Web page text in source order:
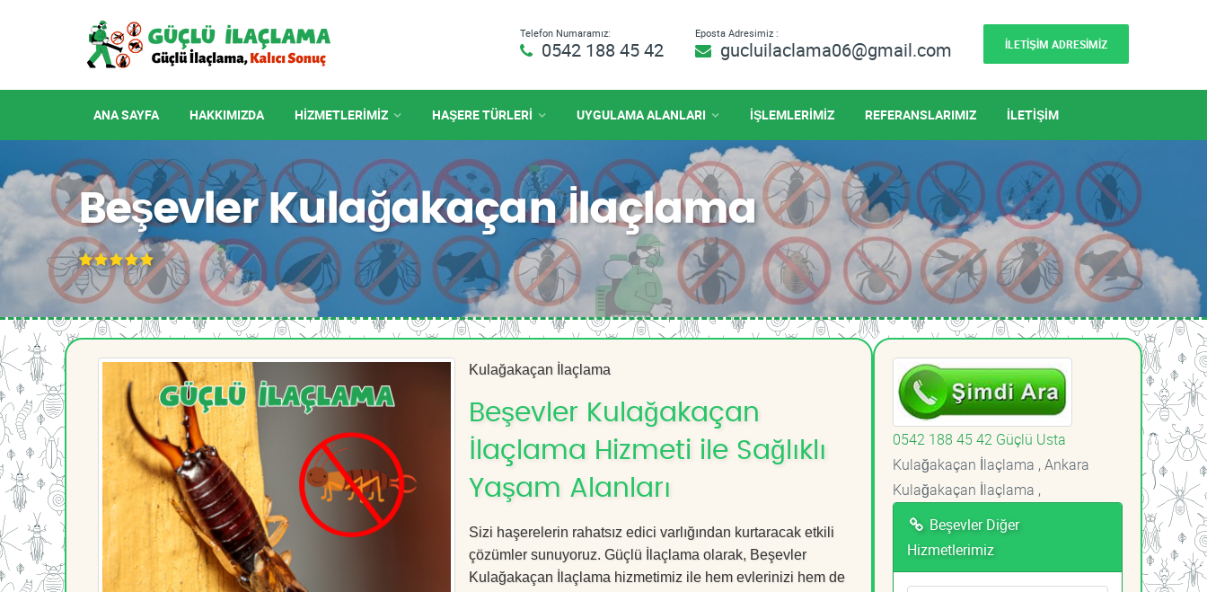
Telefon Numaramız:
0542 188 45 42
Eposta Adresimiz :
gucluilaclama06@gmail.com İLETİŞİM ADRESİMİZ
ANA SAYFA HAKKIMIZDA HIZMETLERIMIZ HAŞERE TÜRLERİ UYGULAMA ALANLARI İŞLEMLERİMİZ REFERANSLARIMIZ İLETİŞİM
Beşevler Kulağakaçan İlaçlama
Kulağakaçan İlaçlama
Beşevler Kulağakaçan
İlaçlama Hizmeti ile Sağlıklı
Yaşam Alanları
Sizi haşerelerin rahatsız edici varlığından kurtaracak etkili
çözümler sunuyoruz. Güçlü İlaçlama olarak, Beşevler
Kulağakaçan İlaçlama hizmetimiz ile hem evlerinizi hem de
0542 188 45 42 Güçlü Usta
Kulağakaçan İlaçlama , Ankara
Kulağakaçan İlaçlama ,
Beşevler Diğer
Hizmetlerimiz